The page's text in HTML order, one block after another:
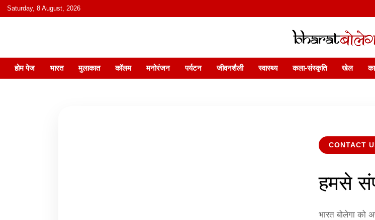
content
Saturday, 8 August, 2026
भारत
हिंदी में समाचार, विचार, ऑडियो, वीडियो और फ़ीचर. भारत बोलेगा हिंदी न्यूज़ वेबसाइट India:
होम पेज भारत मुलाकात कॉलम मनोरंजन पर्यटन जीवनशैली स्वास्थ्य कला-संस्कृति खेल
CONTACT
हमसे
भारत बोलेगा को